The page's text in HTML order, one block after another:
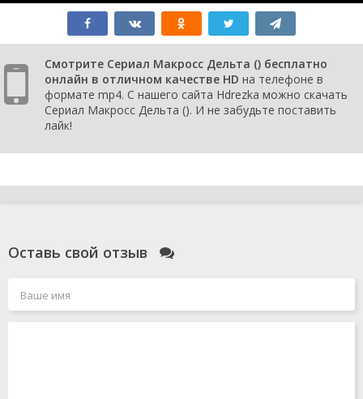
Смотрите Сериал Макросс Дельта () бесплатно
онлайн в отличном качестве HD на телефоне в
формате mp4. С нашего сайта Hdrezka можно скачать
Сериал Макросс Дельта (). И не забудьте поставить
лайк!
Оставь свой отзыв